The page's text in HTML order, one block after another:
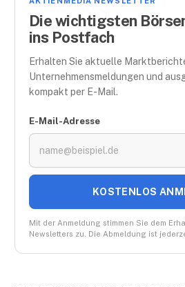
Die wichtigsten
ins Postfach
Erhalten Sie aktuelle
Unternehmensmeldungen und
kompakt per E-Mail.
E-Mail-Adresse
KOSTENLOS
Mit der Anmeldung stimmen Sie dem
Newsletters zu. Die Abmeldung ist